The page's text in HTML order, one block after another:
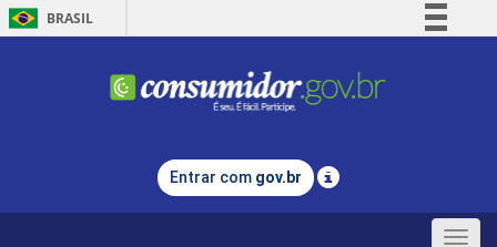
BRASIL
Comunica BR
Legislação
Entrar com gov.br
Toggle